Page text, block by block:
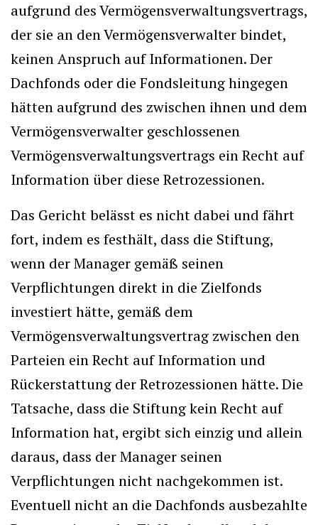
aufgrund des Vermögensverwaltungsvertrags,
der sie an den Vermögensverwalter bindet,
keinen Anspruch auf Informationen. Der
Dachfonds oder die Fondsleitung hingegen
hätten aufgrund des zwischen ihnen und dem
Vermögensverwalter geschlossenen
Vermögensverwaltungsvertrags ein Recht auf
Information über diese Retrozessionen.
Das Gericht belässt es nicht dabei und fährt
fort, indem es festhält, dass die Stiftung,
wenn der Manager gemäß seinen
Verpflichtungen direkt in die Zielfonds
investiert hätte, gemäß dem
Vermögensverwaltungsvertrag zwischen den
Parteien ein Recht auf Information und
Rückerstattung der Retrozessionen hätte. Die
Tatsache, dass die Stiftung kein Recht auf
Information hat, ergibt sich einzig und allein
daraus, dass der Manager seinen
Verpflichtungen nicht nachgekommen ist.
Eventuell nicht an die Dachfonds ausbezahlte